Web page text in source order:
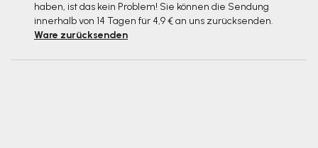
haben, ist das kein Problem! Sie können die Sendung
innerhalb von 14 Tagen für 4,9 € an uns zurücksenden.
Ware zurücksenden